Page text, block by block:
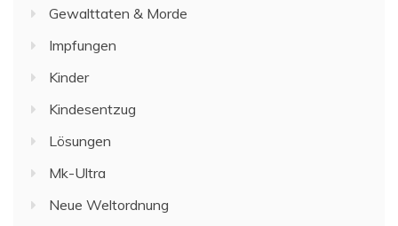
Gewalttaten & Morde
Impfungen
Kinder
Kindesentzug
Lösungen
Mk-Ultra
Neue Weltordnung